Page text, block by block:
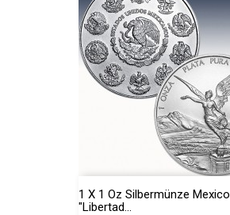
1 X 1 Oz Silbermünze Mexico
"Libertad...